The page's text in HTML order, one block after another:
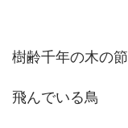
樹齢千年の木の節
飛んでいる鳥